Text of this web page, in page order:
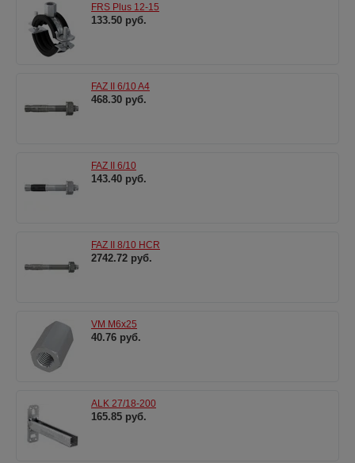
FRS Plus 12-15
133.50 руб.
FAZ II 6/10 A4
468.30 руб.
FAZ II 6/10
143.40 руб.
FAZ II 8/10 HCR
2742.72 руб.
VM M6x25
40.76 руб.
ALK 27/18-200
165.85 руб.